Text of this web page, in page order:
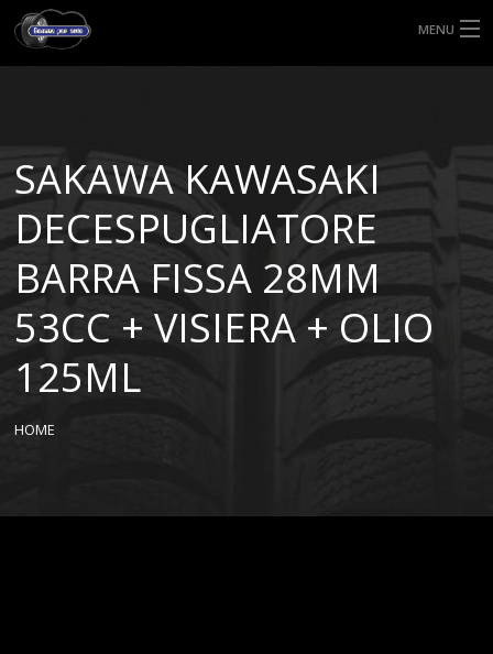
MENU
MISURE GOMME
BLOG
SHOP
SAKAWA KAWASAKI
DECESPUGLIATORE
BARRA FISSA 28MM
53CC + VISIERA + OLIO
125ML
HOME